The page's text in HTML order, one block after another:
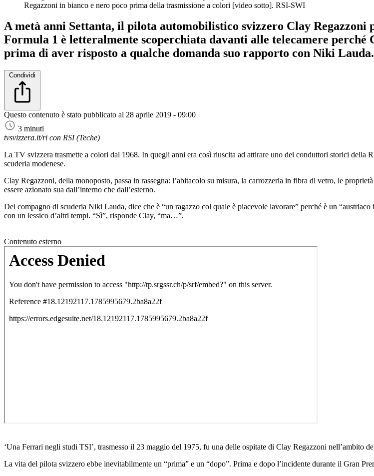
Regazzoni in bianco e nero poco prima della trasmissione a colori [video sotto]. RSI-SWI
A metà anni Settanta, il pilota automobilistico svizzero Clay
Formula 1 è letteralmente scoperchiata davanti alle telecamere
prima di aver risposto a qualche domanda suo rapporto con Niki Lauda.
Condividi
Questo contenuto è stato pubblicato al 28 aprile 2019 - 09:00
3 minuti
tvsvizzera.it/ri con RSI (Teche)
La TV svizzera trasmette a colori dal 1968. In quegli anni era così riuscita ad attirare uno dei conduttori storici
scuderia modenese.
Clay Regazzoni, della monoposto, passa in rassegna: l’abitacolo su misura, la carrozzeria in fibra di vetro, le
essere azionato sua dall’interno che dall’esterno.
Del compagno di scuderia Niki Lauda, dice che è “un ragazzo col quale è piacevole lavorare” perché è un
con un lessico d’altri tempi. “Sì”, risponde Clay, “ma…”.
Contenuto esterno
‘Una Ferrari negli studi TSI’, trasmesso il 23 maggio del 1975, fu una delle ospitate di Clay Regazzoni nell’ambito
La vita del pilota svizzero ebbe inevitabilmente un “prima” e un “dopo”. Prima e dopo l’incidente durante il Gran